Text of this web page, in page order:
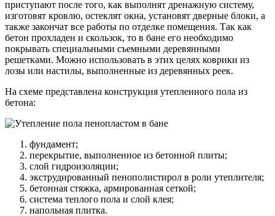
приступают после того, как выполнят дренажную систему,
изготовят кровлю, остеклят окна, установят дверные блоки, а
также закончат все работы по отделке помещения. Так как
бетон прохладен и скользок, то в бане его необходимо
покрывать специальными съемными деревянными
решетками. Можно использовать в этих целях коврики из
лозы или настилы, выполненные из деревянных реек.
На схеме представлена конструкция утепленного пола из
бетона:
фундамент;
перекрытие, выполненное из бетонной плиты;
слой гидроизоляции;
экструдированный пенополистирол в роли утеплителя;
бетонная стяжка, армированная сеткой;
система теплого пола и слой клея;
напольная плитка.